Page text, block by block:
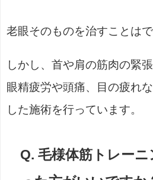
老眼そのものを治すことはで
しかし、首や肩の筋肉の緊
眼精疲労や頭痛、目の疲れ
した施術を行っています。
Q. 毛様体筋トレー